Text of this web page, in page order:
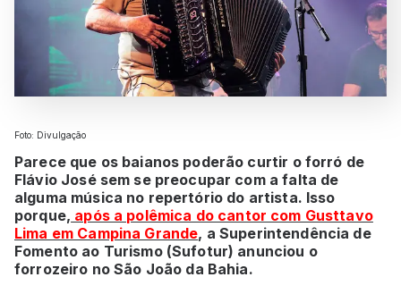
Foto: Divulgação
Parece que os baianos poderão curtir o forró de
Flávio José sem se preocupar com a falta de
alguma música no repertório do artista. Isso
porque, após a polêmica do cantor com Gusttavo
Lima em Campina Grande, a Superintendência de
Fomento ao Turismo (Sufotur) anunciou o
forrozeiro no São João da Bahia.